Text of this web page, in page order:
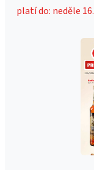
platí do: neděle